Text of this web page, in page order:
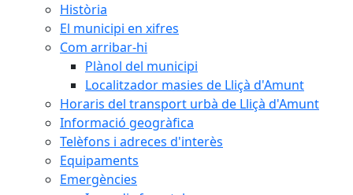
Història
El municipi en xifres
Com arribar-hi
Plànol del municipi
Localitzador masies de Lliçà d'Amunt
Horaris del transport urbà de Lliçà d'Amunt
Informació geogràfica
Telèfons i adreces d'interès
Equipaments
Emergències